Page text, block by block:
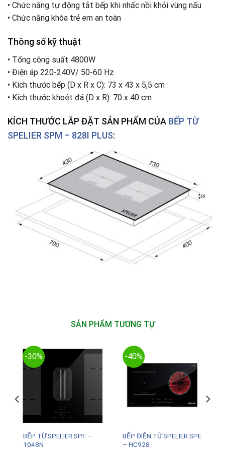
• Chức năng tự động tắt bếp khi nhấc nồi khỏi vùng nấu
• Chức năng khóa trẻ em an toàn
Thông số kỹ thuật
• Tổng công suất 4800W
• Điện áp 220-240V/ 50-60 Hz
• Kích thước bếp (D x R x C): 73 x 43 x 5,5 cm
• Kích thước khoét đá (D x R): 70 x 40 cm
KÍCH THƯỚC LẮP ĐẶT SẢN PHẨM CỦA BẾP TỪ
SPELIER SPM – 828I PLUS:
SẢN PHẨM TƯƠNG TỰ
-30%
BẾP TỪ SPELIER SPF –
1048N
-40%
BẾP ĐIỆN TỪ SPELIER SPE
– HC928